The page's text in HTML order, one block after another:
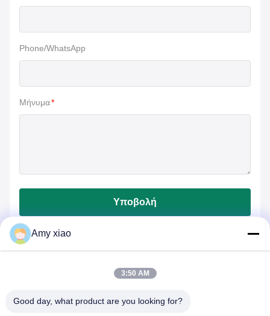
Phone/WhatsApp
Μήνυμα*
Υποβολή
Amy xiao
3:50 AM
Good day, what product are you looking for?